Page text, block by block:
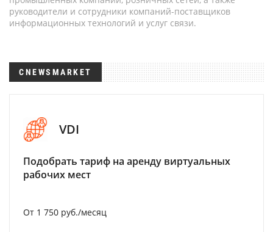
руководители и сотрудники компаний-поставщиков
информационных технологий и услуг связи.
CNEWSMARKET
VDI
Подобрать тариф на аренду виртуальных
рабочих мест
От 1 750 руб./месяц